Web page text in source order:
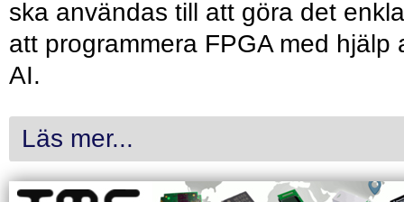
ska användas till att göra det
att programmera FPGA med hjälp
AI.
Läs mer...